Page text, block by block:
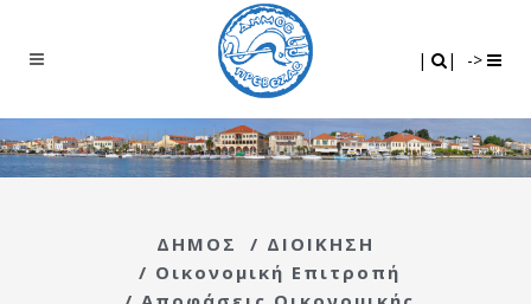
| | ->
ΔΗΜΟΣ / ΔΙΟΙΚΗΣΗ
/ Οικονομική Επιτροπή